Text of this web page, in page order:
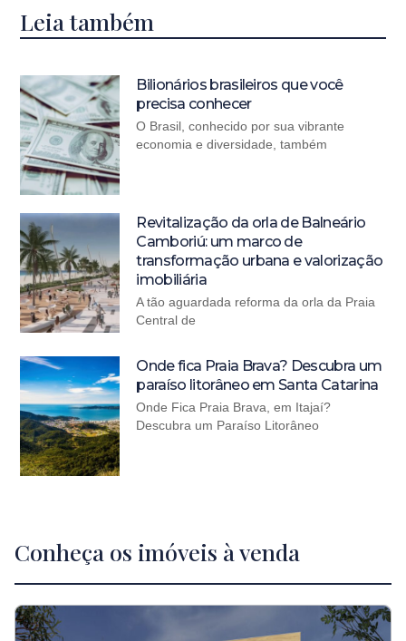
Leia também
Bilionários brasileiros que você
precisa conhecer
O Brasil, conhecido por sua vibrante
economia e diversidade, também
Revitalização da orla de Balneário
Camboriú: um marco de
transformação urbana e valorização
imobiliária
A tão aguardada reforma da orla da Praia
Central de
Onde fica Praia Brava? Descubra um
paraíso litorâneo em Santa Catarina
Onde Fica Praia Brava, em Itajaí?
Descubra um Paraíso Litorâneo
Conheça os imóveis à venda